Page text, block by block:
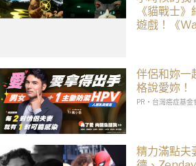
《貓戰士
遊戲！《
伴侶和妳一
格說愛妳！
PR・台灣癌症基金
精力滿點夫